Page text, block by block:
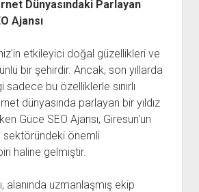
Dünyasındaki Parlayan
Ajansı
etkileyici doğal güzellikleri ve
bir şehirdir. Ancak, son yıllarda
sadece bu özelliklerle sınırlı
dünyasında parlayan bir yıldız
Güce SEO Ajansı, Giresun'un
sektöründeki önemli
haline gelmiştir.
alanında uzmanlaşmış ekip